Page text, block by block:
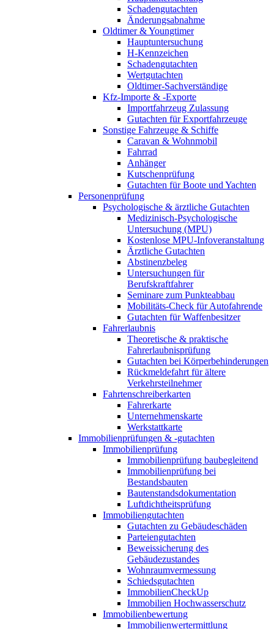
Schadengutachten
Änderungsabnahme
Oldtimer & Youngtimer
Hauptuntersuchung
H-Kennzeichen
Schadengutachten
Wertgutachten
Oldtimer-Sachverständige
Kfz-Importe & -Exporte
Importfahrzeug Zulassung
Gutachten für Exportfahrzeuge
Sonstige Fahrzeuge & Schiffe
Caravan & Wohnmobil
Fahrrad
Anhänger
Kutschenprüfung
Gutachten für Boote und Yachten
Personenprüfung
Psychologische & ärztliche Gutachten
Medizinisch-Psychologische
Untersuchung (MPU)
Kostenlose MPU-Infoveranstaltung
Ärztliche Gutachten
Abstinenzbeleg
Untersuchungen für
Berufskraftfahrer
Seminare zum Punkteabbau
Mobilitäts-Check für Autofahrende
Gutachten für Waffenbesitzer
Fahrerlaubnis
Theoretische & praktische
Fahrerlaubnisprüfung
Gutachten bei Körperbehinderungen
Rückmeldefahrt für ältere
Verkehrsteilnehmer
Fahrtenschreiberkarten
Fahrerkarte
Unternehmenskarte
Werkstattkarte
Immobilienprüfungen & -gutachten
Immobilienprüfung
Immobilienprüfung baubegleitend
Immobilienprüfung bei
Bestandsbauten
Bautenstandsdokumentation
Luftdichtheitsprüfung
Immobiliengutachten
Gutachten zu Gebäudeschäden
Parteiengutachten
Beweissicherung des
Gebäudezustandes
Wohnraumvermessung
Schiedsgutachten
ImmobilienCheckUp
Immobilien Hochwasserschutz
Immobilienbewertung
Immobilienwertermittlung